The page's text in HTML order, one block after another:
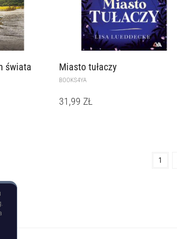
świata Miasto tułaczy
BOOKS4YA
31,99 ZŁ
1